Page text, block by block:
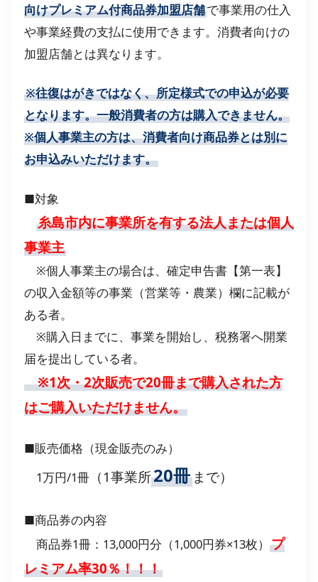
向けプレミアム付商品券加盟店舗で事業用の仕入
や事業経費の支払に使用できます。消費者向けの
加盟店舗とは異なります。
※往復はがきではなく、所定様式での申込が必要
となります。一般消費者の方は購入できません。
※個人事業主の方は、消費者向け商品券とは別に
お申込みいただけます。
■対象
糸島市内に事業所を有する法人または個人
事業主
※個人事業主の場合は、確定申告書【第一表】
の収入金額等の事業（営業等・農業）欄に記載が
ある者。
※購入日までに、事業を開始し、税務署へ開業
届を提出している者。
※1次・2次販売で20冊まで購入された方
はご購入いただけません。
■販売価格（現金販売のみ）
1万円/1冊 （1事業所20冊まで）
■商品券の内容
商品券1冊：13,000円分（1,000円券×13枚） プ
レミアム率30％！！！